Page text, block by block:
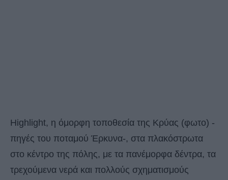
Highlight, η όμορφη τοποθεσία της Κρύας (φωτο) -
πηγές του ποταμού Έρκυνα-, στα πλακόστρωτα
στο κέντρο της πόλης, με τα πανέμορφα δέντρα, τα
τρεχούμενα νερά και πολλούς σχηματισμούς